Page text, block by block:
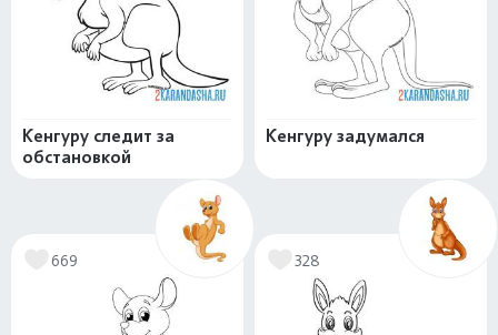
Кенгуру следит за
обстановкой
Кенгуру задумался
669 328